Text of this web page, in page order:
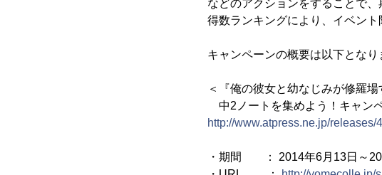
などのアクションをすることで
得数ランキングにより、イベン
キャンペーンの概要は以下となり
＜『俺の彼女と幼なじみが修羅場
中2ノートを集めよう！キャン
http://www.atpress.ne.jp/
・期間 ： 2014年6月13日～